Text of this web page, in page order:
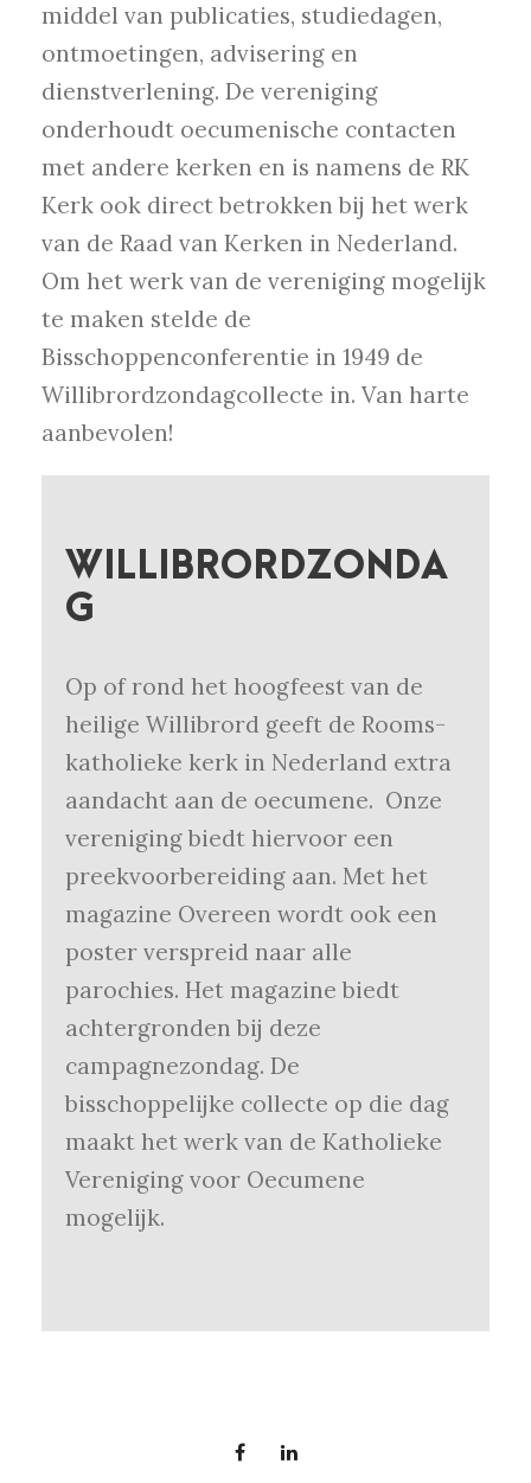
middel van publicaties, studiedagen,
ontmoetingen, advisering en
dienstverlening. De vereniging
onderhoudt oecumenische contacten
met andere kerken en is namens de RK
Kerk ook direct betrokken bij het werk
van de Raad van Kerken in Nederland.
Om het werk van de vereniging mogelijk
te maken stelde de
Bisschoppenconferentie in 1949 de
Willibrordzondagcollecte in. Van harte
aanbevolen!
WILLIBRORDZONDA
G
Op of rond het hoogfeest van de
heilige Willibrord geeft de Rooms-
katholieke kerk in Nederland extra
aandacht aan de oecumene. Onze
vereniging biedt hiervoor een
preekvoorbereiding aan. Met het
magazine Overeen wordt ook een
poster verspreid naar alle
parochies. Het magazine biedt
achtergronden bij deze
campagnezondag. De
bisschoppelijke collecte op die dag
maakt het werk van de Katholieke
Vereniging voor Oecumene
mogelijk.